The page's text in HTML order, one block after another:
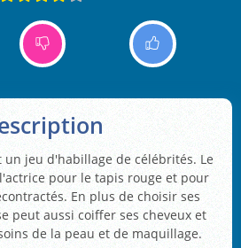
un jeu d'habillage de célébrités. Le
pour le tapis rouge et pour
En plus de choisir ses
peut aussi coiffer ses cheveux et
de la peau et de maquillage.